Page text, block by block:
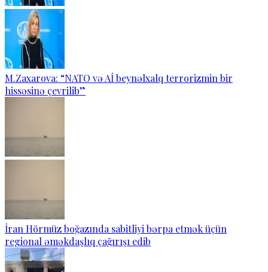
M.Zaxarova: “NATO və Aİ beynəlxalq terrorizmin bir
hissəsinə çevrilib”
İran Hörmüz boğazında sabitliyi bərpa etmək üçün
regional əməkdaşlıq çağırışı edib